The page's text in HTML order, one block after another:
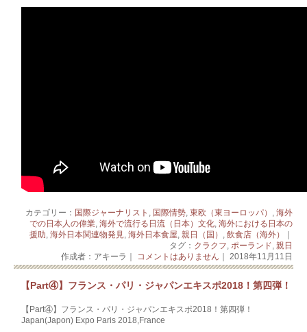
カテゴリー： 国際ジャーナリスト , 国際情勢, 東欧（東ヨーロッパ） , 海外
での日本人の偉業, 海外で流行る日流（日本）文化, 海外における日本の
援助, 海外日本関連物発見, 海外日本食屋, 親日（国） , 飲食店（海外）
タグ： クラクフ, ポーランド, 親日
作成者：アキーラ｜ コメントはありません ｜ 2018年11月11日
【Part④】フランス・パリ・ジャパンエキスポ2018！第四弾！
【Part④】フランス・パリ・ジャパンエキスポ2018！第四弾！
Japan(Japon) Expo Paris 2018,France